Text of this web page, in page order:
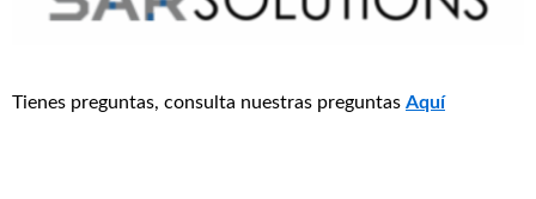
Tienes preguntas, consulta nuestras preguntas Aquí